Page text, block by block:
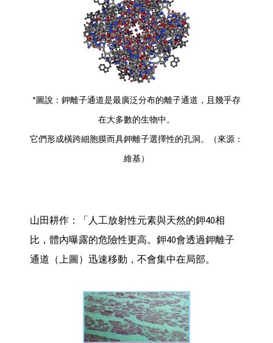
*圖說：鉀離子通道是最廣泛分布的離子通道，且幾乎存
在大多數的生物中。
它們形成橫跨細胞膜而具鉀離子選擇性的孔洞。（來源：
維基）
山田耕作：「人工放射性元素與天然的鉀40相
比，體內曝露的危險性更高。鉀40會透過鉀離子
通道（上圖）迅速移動，不會集中在局部。